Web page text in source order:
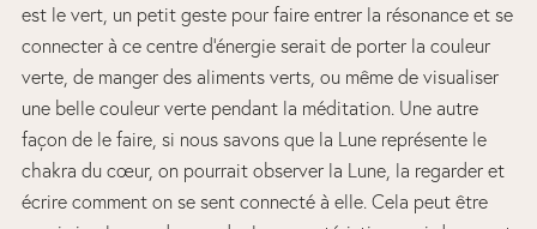
est le vert, un petit geste pour faire entrer la résonance et se
connecter à ce centre d’énergie serait de porter la couleur
verte, de manger des aliments verts, ou même de visualiser
une belle couleur verte pendant la méditation. Une autre
façon de le faire, si nous savons que la Lune représente le
chakra du cœur, on pourrait observer la Lune, la regarder et
écrire comment on se sent connecté à elle. Cela peut être